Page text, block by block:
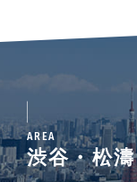
AREA
渋谷・松